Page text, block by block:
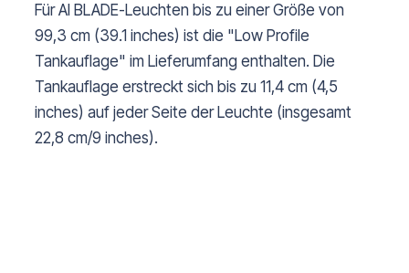
Für AI BLADE-Leuchten bis zu einer Größe von
99,3 cm (39.1 inches) ist die "Low Profile
Tankauflage" im Lieferumfang enthalten. Die
Tankauflage erstreckt sich bis zu 11,4 cm (4,5
inches) auf jeder Seite der Leuchte (insgesamt
22,8 cm/9 inches).